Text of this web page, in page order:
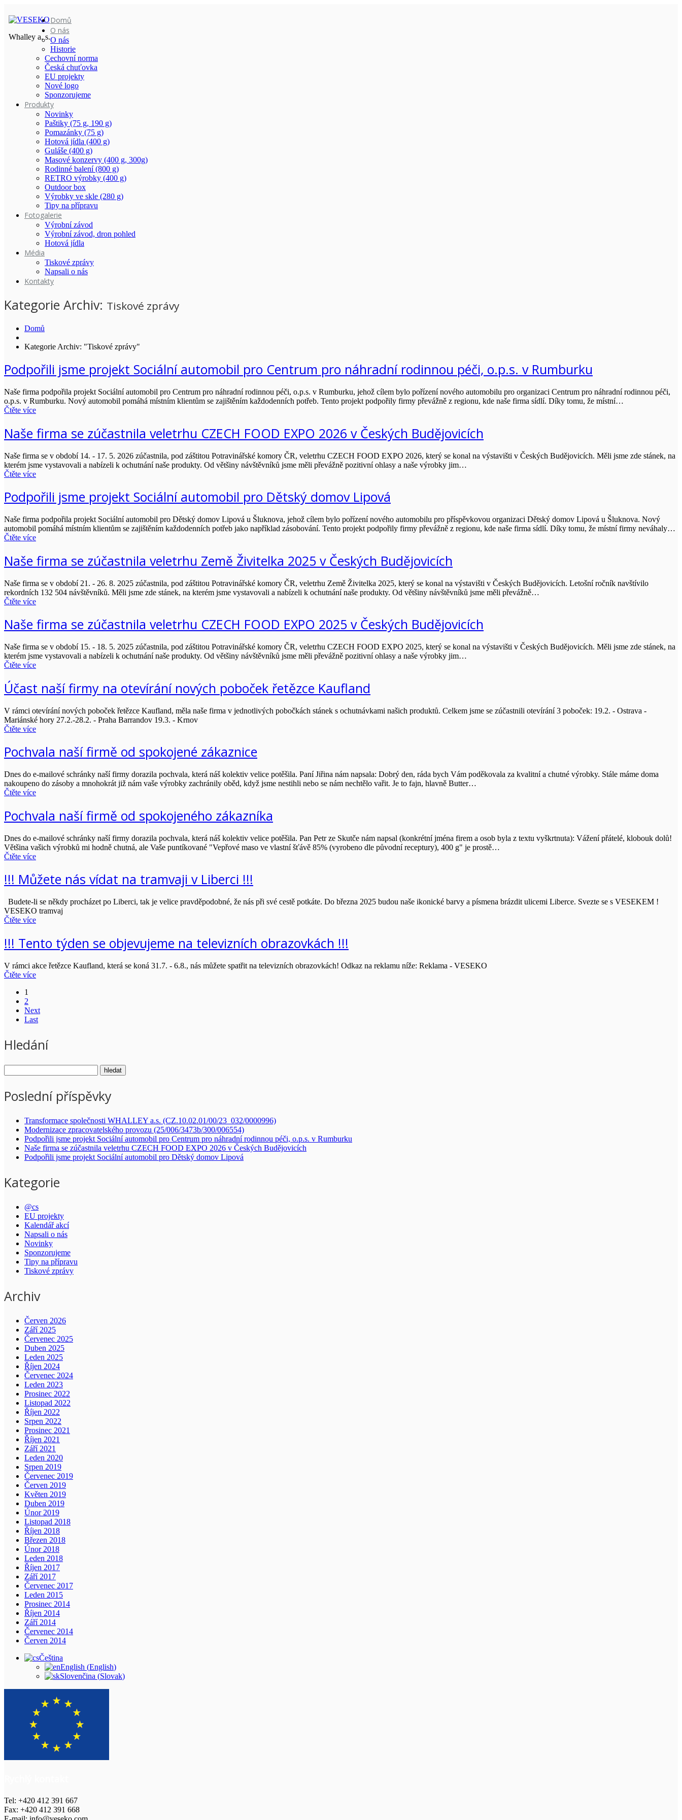
Whalley a. s.
Domů
O nás
O nás
Historie
Cechovní norma
Česká chuťovka
EU projekty
Nové logo
Sponzorujeme
Produkty
Novinky
Paštiky (75 g, 190 g)
Pomazánky (75 g)
Hotová jídla (400 g)
Guláše (400 g)
Masové konzervy (400 g, 300g)
Rodinné balení (800 g)
RETRO výrobky (400 g)
Outdoor box
Výrobky ve skle (280 g)
Tipy na přípravu
Fotogalerie
Výrobní závod
Výrobní závod, dron pohled
Hotová jídla
Média
Tiskové zprávy
Napsali o nás
Kontakty
Kategorie Archiv: Tiskové zprávy
Domů
Kategorie Archiv: "Tiskové zprávy"
Podpořili jsme projekt Sociální automobil pro Centrum pro náhradní rodinnou péči, o.p.s. v Rumburku
Naše firma podpořila projekt Sociální automobil pro Centrum pro náhradní rodinnou péči, o.p.s. v Rumburku, jehož cílem bylo pořízení nového automobilu pro organizaci Centrum pro náhradní rodinnou péči,
o.p.s. v Rumburku. Nový automobil pomáhá místním klientům se zajištěním každodenních potřeb. Tento projekt podpořily firmy převážně z regionu, kde naše firma sídlí. Díky tomu, že místní…
Čtěte více
Naše firma se zúčastnila veletrhu CZECH FOOD EXPO 2026 v Českých Budějovicích
Naše firma se v období 14. - 17. 5. 2026 zúčastnila, pod záštitou Potravinářské komory ČR, veletrhu CZECH FOOD EXPO 2026, který se konal na výstavišti v Českých Budějovicích. Měli jsme zde stánek, na
kterém jsme vystavovali a nabízeli k ochutnání naše produkty. Od většiny návštěvníků jsme měli převážně pozitivní ohlasy a naše výrobky jim…
Čtěte více
Podpořili jsme projekt Sociální automobil pro Dětský domov Lipová
Naše firma podpořila projekt Sociální automobil pro Dětský domov Lipová u Šluknova, jehož cílem bylo pořízení nového automobilu pro příspěvkovou organizaci Dětský domov Lipová u Šluknova. Nový
automobil pomáhá místním klientům se zajištěním každodenních potřeb jako například zásobování. Tento projekt podpořily firmy převážně z regionu, kde naše firma sídlí. Díky tomu, že místní firmy neváhaly…
Čtěte více
Naše firma se zúčastnila veletrhu Země Živitelka 2025 v Českých Budějovicích
Naše firma se v období 21. - 26. 8. 2025 zúčastnila, pod záštitou Potravinářské komory ČR, veletrhu Země Živitelka 2025, který se konal na výstavišti v Českých Budějovicích. Letošní ročník navštívilo
rekordních 132 504 návštěvníků. Měli jsme zde stánek, na kterém jsme vystavovali a nabízeli k ochutnání naše produkty. Od většiny návštěvníků jsme měli převážně…
Čtěte více
Naše firma se zúčastnila veletrhu CZECH FOOD EXPO 2025 v Českých Budějovicích
Naše firma se v období 15. - 18. 5. 2025 zúčastnila, pod záštitou Potravinářské komory ČR, veletrhu CZECH FOOD EXPO 2025, který se konal na výstavišti v Českých Budějovicích. Měli jsme zde stánek, na
kterém jsme vystavovali a nabízeli k ochutnání naše produkty. Od většiny návštěvníků jsme měli převážně pozitivní ohlasy a naše výrobky jim…
Čtěte více
Účast naší firmy na otevírání nových poboček řetězce Kaufland
V rámci otevírání nových poboček řetězce Kaufland, měla naše firma v jednotlivých pobočkách stánek s ochutnávkami našich produktů. Celkem jsme se zúčastnili otevírání 3 poboček: 19.2. - Ostrava -
Mariánské hory 27.2.-28.2. - Praha Barrandov 19.3. - Krnov
Čtěte více
Pochvala naší firmě od spokojené zákaznice
Dnes do e-mailové schránky naší firmy dorazila pochvala, která náš kolektiv velice potěšila. Paní Jiřina nám napsala: Dobrý den, ráda bych Vám poděkovala za kvalitní a chutné výrobky. Stále máme doma
nakoupeno do zásoby a mnohokrát již nám vaše výrobky zachránily oběd, když jsme nestihli nebo se nám nechtělo vařit. Je to fajn, hlavně Butter…
Čtěte více
Pochvala naší firmě od spokojeného zákazníka
Dnes do e-mailové schránky naší firmy dorazila pochvala, která náš kolektiv velice potěšila. Pan Petr ze Skutče nám napsal (konkrétní jména firem a osob byla z textu vyškrtnuta): Vážení přátelé, klobouk dolů!
Většina vašich výrobků mi hodně chutná, ale Vaše puntíkované "Vepřové maso ve vlastní šťávě 85% (vyrobeno dle původní receptury), 400 g" je prostě…
Čtěte více
!!! Můžete nás vídat na tramvaji v Liberci !!!
Budete-li se někdy procházet po Liberci, tak je velice pravděpodobné, že nás při své cestě potkáte. Do března 2025 budou naše ikonické barvy a písmena brázdit ulicemi Liberce. Svezte se s VESEKEM !
VESEKO tramvaj
Čtěte více
!!! Tento týden se objevujeme na televizních obrazovkách !!!
V rámci akce řetězce Kaufland, která se koná 31.7. - 6.8., nás můžete spatřit na televizních obrazovkách! Odkaz na reklamu níže: Reklama - VESEKO
Čtěte více
1
2
Next
Last
Hledání
Poslední příspěvky
Transformace společnosti WHALLEY a.s. (CZ.10.02.01/00/23_032/0000996)
Modernizace zpracovatelského provozu (25/006/3473b/300/006554)
Podpořili jsme projekt Sociální automobil pro Centrum pro náhradní rodinnou péči, o.p.s. v Rumburku
Naše firma se zúčastnila veletrhu CZECH FOOD EXPO 2026 v Českých Budějovicích
Podpořili jsme projekt Sociální automobil pro Dětský domov Lipová
Kategorie
@cs
EU projekty
Kalendář akcí
Napsali o nás
Novinky
Sponzorujeme
Tipy na přípravu
Tiskové zprávy
Archiv
Červen 2026
Září 2025
Červenec 2025
Duben 2025
Leden 2025
Říjen 2024
Červenec 2024
Leden 2023
Prosinec 2022
Listopad 2022
Říjen 2022
Srpen 2022
Prosinec 2021
Říjen 2021
Září 2021
Leden 2020
Srpen 2019
Červenec 2019
Červen 2019
Květen 2019
Duben 2019
Únor 2019
Listopad 2018
Říjen 2018
Březen 2018
Únor 2018
Leden 2018
Říjen 2017
Září 2017
Červenec 2017
Leden 2015
Prosinec 2014
Říjen 2014
Září 2014
Červenec 2014
Červen 2014
Čeština
English (English)
Slovenčina (Slovak)
Tel: +420 412 391 667
Fax: +420 412 391 668